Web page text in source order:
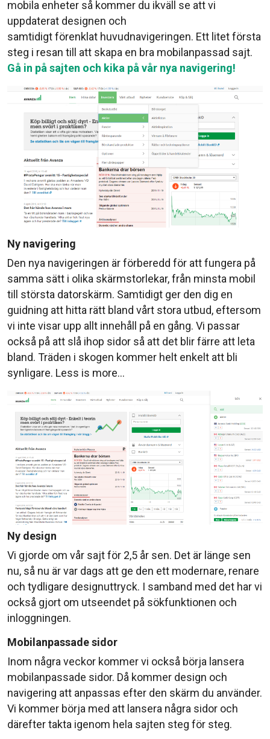
mobila enheter så kommer du ikväll se att vi
uppdaterat designen och
samtidigt förenklat huvudnavigeringen. Ett litet första
steg i resan till att skapa en bra mobilanpassad sajt.
Gå in på sajten och kika på vår nya navigering!
Ny navigering
Den nya navigeringen är förberedd för att fungera på
samma sätt i olika skärmstorlekar, från minsta mobil
till största datorskärm. Samtidigt ger den dig en
guidning att hitta rätt bland vårt stora utbud, eftersom
vi inte visar upp allt innehåll på en gång. Vi passar
också på att slå ihop sidor så att det blir färre att leta
bland. Träden i skogen kommer helt enkelt att bli
synligare. Less is more…
Ny design
Vi gjorde om vår sajt för 2,5 år sen. Det är länge sen
nu, så nu är var dags att ge den ett modernare, renare
och tydligare designuttryck. I samband med det har vi
också gjort om utseendet på sökfunktionen och
inloggningen.
Mobilanpassade sidor
Inom några veckor kommer vi också börja lansera
mobilanpassade sidor. Då kommer design och
navigering att anpassas efter den skärm du använder.
Vi kommer börja med att lansera några sidor och
därefter takta igenom hela sajten steg för steg.